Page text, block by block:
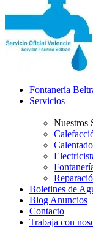
Fontanería
Servicios
Nuestros
Boletines de
Blog Anuncios
Contacto
Trabaja con